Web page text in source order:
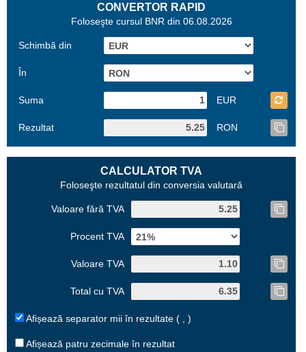
CONVERTOR RAPID
Foloseşte cursul BNR din 06.08.2026
Schimbă din
În
Suma EUR
Rezultat RON
CALCULATOR TVA
Foloseşte rezultatul din conversia valutară
Valoare fără TVA
Procent TVA
Valoare TVA
Total cu TVA
Afișează separator mii în rezultate ( , )
Afișează patru zecimale în rezultat